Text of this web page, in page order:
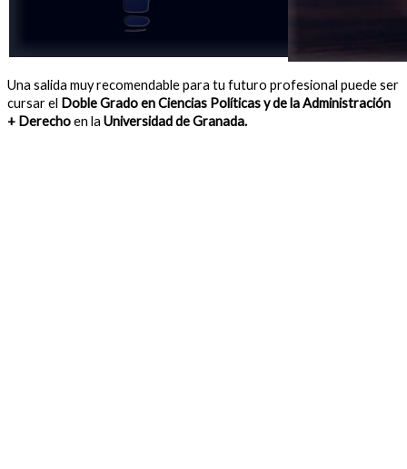
Una salida muy recomendable para tu futuro profesional puede ser
cursar el Doble Grado en Ciencias Políticas y de la Administración
+ Derechoen la Universidad de Granada.